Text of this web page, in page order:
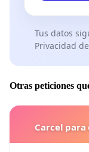
Tus datos
Privacidad
Otras peticiones
Carcel para